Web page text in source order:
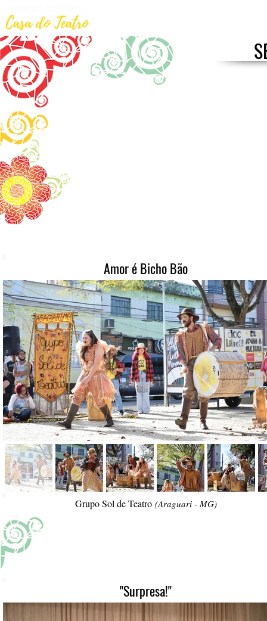
Amor é Bicho Bão
Grupo Sol de Teatro (Araguari - MG)
"Surpresa!"